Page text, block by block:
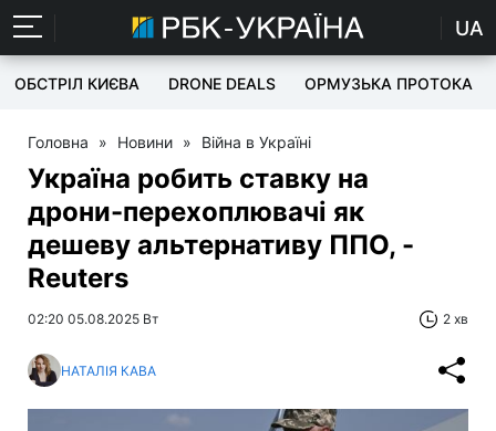
UA
ОБСТРІЛ КИЄВА DRONE DEALS ОРМУЗЬКА ПРОТОКА
Головна » Новини » Війна в Україні
Україна робить ставку на
дрони-перехоплювачі як
дешеву альтернативу ППО, -
Reuters
02:20 05.08.2025 Вт 2 хв
НАТАЛІЯ КАВА